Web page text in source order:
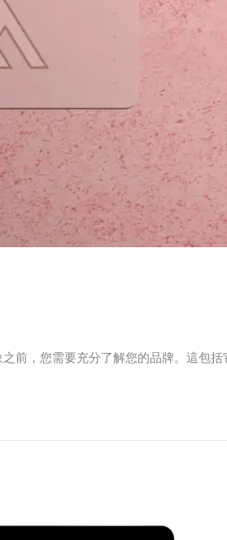
前，您需要充分了解您的品牌。這包括